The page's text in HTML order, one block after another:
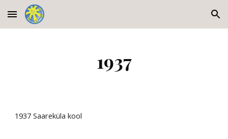
Skip to main content Skip to navigation
1937
1937 Saareküla kool